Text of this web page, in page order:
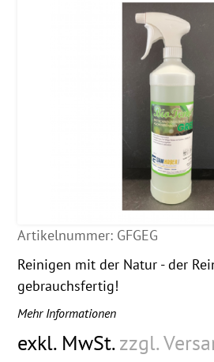
Artikelnummer: GFGEG
Reinigen mit der Natur - der
gebrauchsfertig!
Mehr Informationen
exkl. MwSt.zzgl.